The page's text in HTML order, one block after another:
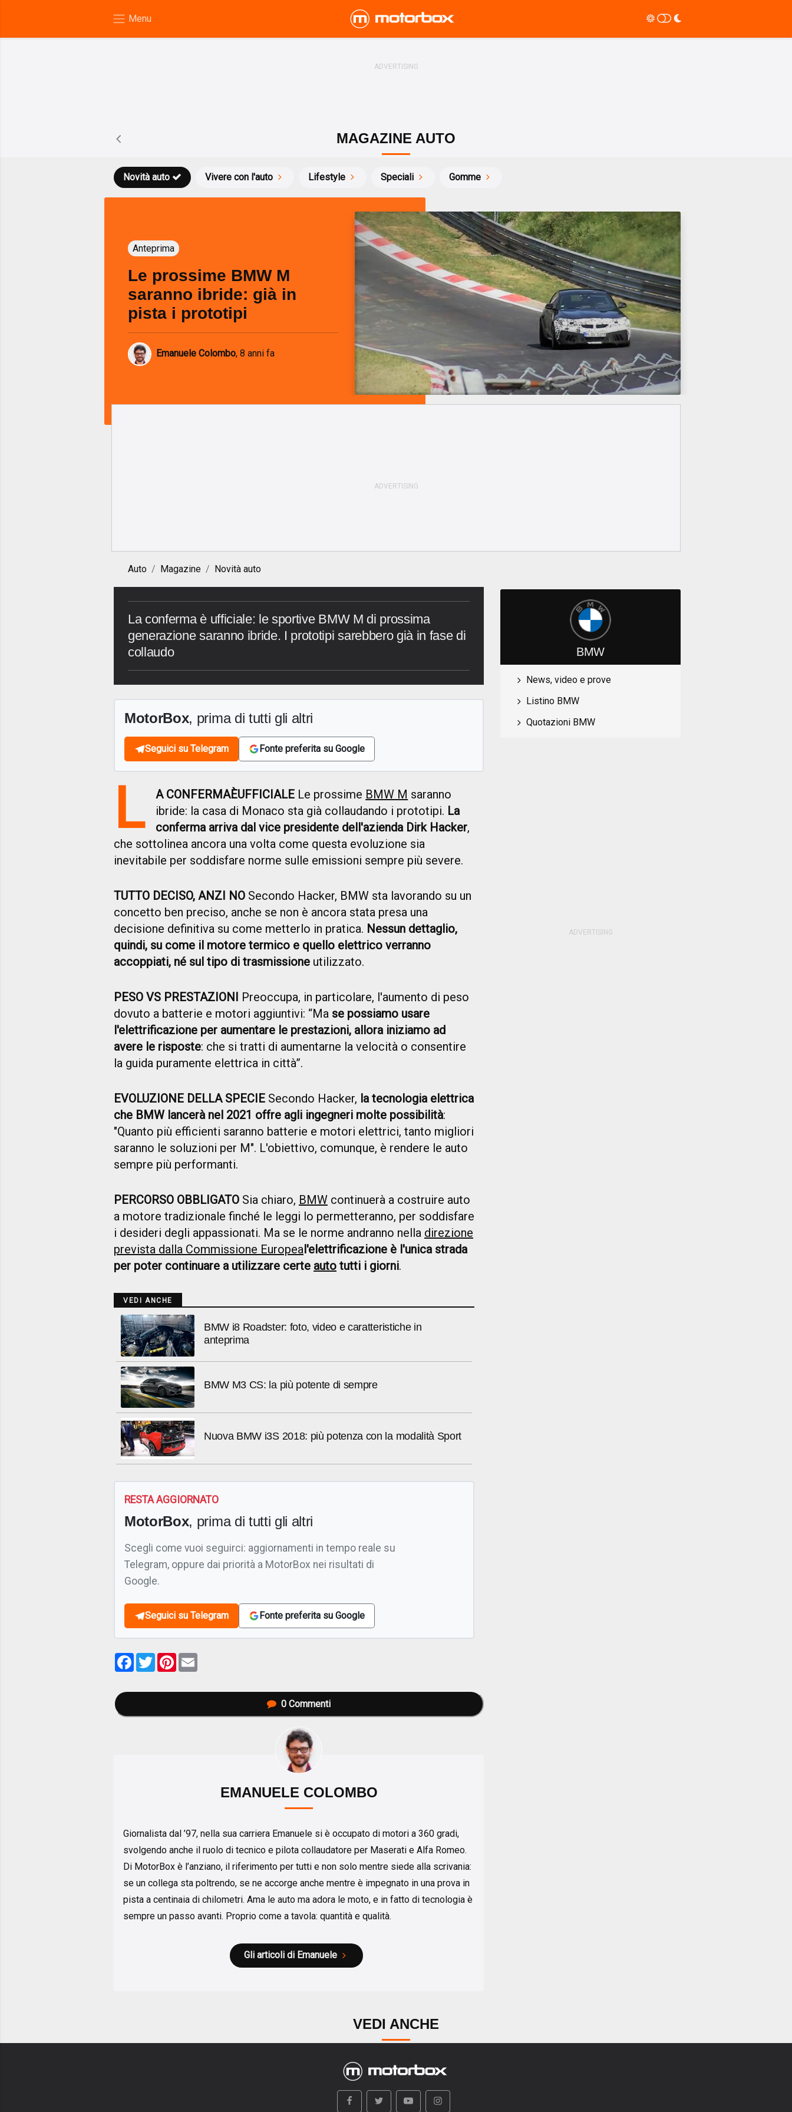
MAGAZINE AUTO
Novità auto Vivere con l'auto Lifestyle Speciali Gomme
Anteprima
Le prossime BMW M
saranno ibride: già in
pista i prototipi
Emanuele Colombo, 8 anni fa
Auto Magazine Novità auto
La conferma è ufficiale: le sportive BMW M di prossima
generazione saranno ibride. I prototipi sarebbero già in fase di
collaudo
MotorBox, prima di tutti gli altri
Seguici su Telegram Fonte preferita su Google
L A CONFERMAÈUFFICIALE Le prossime BMW M saranno
ibride: la casa di Monaco sta già collaudando i prototipi. La
conferma arriva dal vice presidente dell'azienda Dirk Hacker,
che sottolinea ancora una volta come questa evoluzione sia
inevitabile per soddisfare norme sulle emissioni sempre più severe.
TUTTO DECISO, ANZI NO Secondo Hacker, BMW sta lavorando su un
concetto ben preciso, anche se non è ancora stata presa una
decisione definitiva su come metterlo in pratica. Nessun dettaglio,
quindi, su come il motore termico e quello elettrico verranno
accoppiati, né sul tipo di trasmissione utilizzato.
PESO VS PRESTAZIONI Preoccupa, in particolare, l'aumento di peso
dovuto a batterie e motori aggiuntivi: “Ma se possiamo usare
l'elettrificazione per aumentare le prestazioni, allora iniziamo ad
avere le risposte: che si tratti di aumentarne la velocità o consentire
la guida puramente elettrica in città”.
EVOLUZIONE DELLA SPECIE Secondo Hacker, la tecnologia elettrica
che BMW lancerà nel 2021 offre agli ingegneri molte possibilità:
"Quanto più efficienti saranno batterie e motori elettrici, tanto migliori
saranno le soluzioni per M". L'obiettivo, comunque, è rendere le auto
sempre più performanti.
PERCORSO OBBLIGATO Sia chiaro, BMW continuerà a costruire auto
a motore tradizionale finché le leggi lo permetteranno, per soddisfare
i desideri degli appassionati. Ma se le norme andranno nella direzione
prevista dalla Commissione Europeal'elettrificazione è l'unica strada
per poter continuare a utilizzare certe auto tutti i giorni.
VEDI ANCHE
BMW i8 Roadster: foto, video e caratteristiche in
anteprima
BMW M3 CS: la più potente di sempre
Nuova BMW i3S 2018: più potenza con la modalità Sport
RESTA AGGIORNATO
MotorBox, prima di tutti gli altri
Scegli come vuoi seguirci: aggiornamenti in tempo reale su
Telegram, oppure dai priorità a MotorBox nei risultati di
Google.
Seguici su Telegram Fonte preferita su Google
Facebook
TwitterPinterest
0 Commenti
EMANUELE COLOMBO
Giornalista dal ’97, nella sua carriera Emanuele si è occupato di motori a 360 gradi,
svolgendo anche il ruolo di tecnico e pilota collaudatore per Maserati e Alfa Romeo.
Di MotorBox è l’anziano, il riferimento per tutti e non solo mentre siede alla scrivania:
se un collega sta poltrendo, se ne accorge anche mentre è impegnato in una prova in
pista a centinaia di chilometri. Ama le auto ma adora le moto, e in fatto di tecnologia è
sempre un passo avanti. Proprio come a tavola: quantità e qualità.
Gli articoli di Emanuele
BMW
News, video e prove
Listino BMW
Quotazioni BMW
VEDI ANCHE